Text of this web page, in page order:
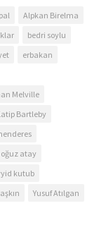
Alpkan Birelma
bedri soylu
erbakan
Melville
Bartleby
oğuz atay
kutub
Yusuf Atılgan